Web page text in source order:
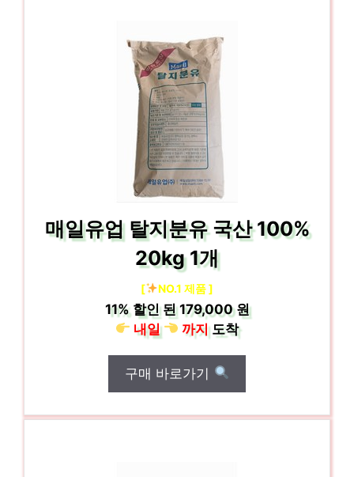
매일유업 탈지분유 국산 100%
20kg 1개
[ NO.1 제품 ]
11%할인 된179,000 원
내일
까지도착
구매 바로가기